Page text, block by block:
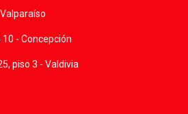
- Concepción
piso 3 - Valdivia